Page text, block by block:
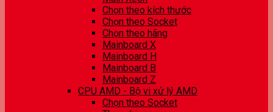
Chọn theo kích thước
Chọn theo Socket
Chọn theo hãng
Mainboard X
Mainboard H
Mainboard B
Mainboard Z
CPU AMD - Bộ vi xử lý AMD
Chọn theo Socket